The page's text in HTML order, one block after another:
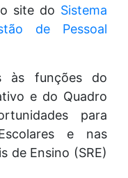
site do Sistema
de Pessoal
às funções do
e do Quadro
para
e nas
de Ensino (SRE)